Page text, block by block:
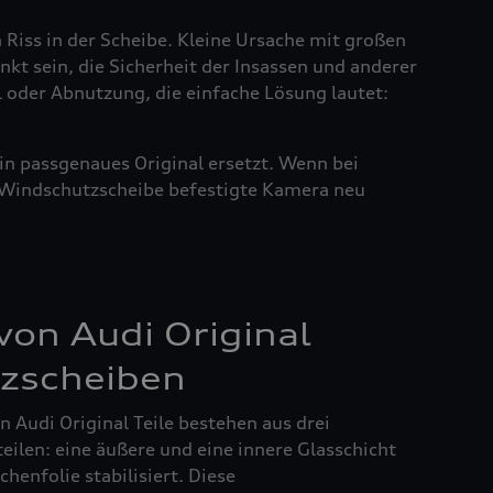
in der Scheibe. Kleine Ursache mit großen
sein, die Sicherheit der Insassen und anderer
Abnutzung, die einfache Lösung lautet:
passgenaues Original ersetzt. Wenn bei
befestigte Kamera neu
Audi Original
Audi Original Teile bestehen aus drei
eine äußere und eine innere Glasschicht
stabilisiert. Diese